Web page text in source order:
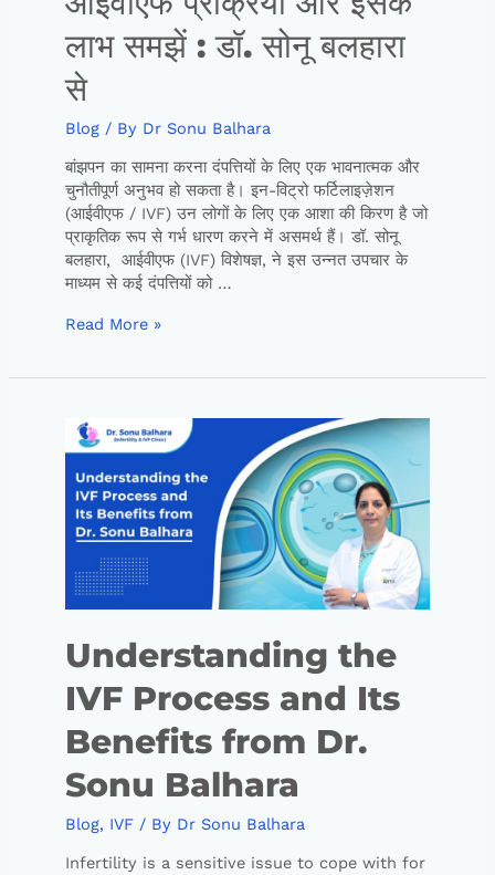
लाभ समझें : डॉ. सोनू बलहारा
से
Blog/ By Dr Sonu Balhara
बांझपन का सामना करना दंपत्तियों के लिए एक भावनात्मक और
चुनौतीपूर्ण अनुभव हो सकता है। इन-विट्रो फर्टिलाइज़ेशन
(आईवीएफ / IVF) उन लोगों के लिए एक आशा की किरण है जो
प्राकृतिक रूप से गर्भ धारण करने में असमर्थ हैं। डॉ. सोनू
बलहारा, आईवीएफ (IVF) विशेषज्ञ, ने इस उन्नत उपचार के
माध्यम से कई दंपत्तियों को …
Read More »
Understanding the
IVF Process and Its
Benefits from Dr.
Sonu Balhara
Blog, IVF/ By Dr Sonu Balhara
Infertility is a sensitive issue to cope with for